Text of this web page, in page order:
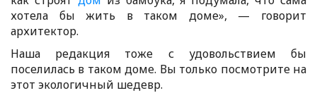
хотела бы жить в таком доме», — говорит
архитектор.
Наша редакция тоже с удовольствием бы
поселилась в таком доме. Вы только посмотрите на
этот экологичный шедевр.